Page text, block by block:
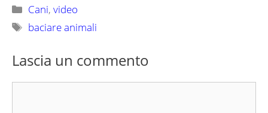
Categorie
Cani,video
Tag
baciare animali
Lascia un commento